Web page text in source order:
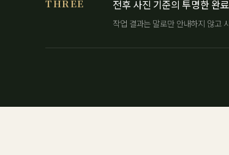
THREE 전후 사진 기준의 투명한 완
작업 결과는 말로만 안내하지 않고